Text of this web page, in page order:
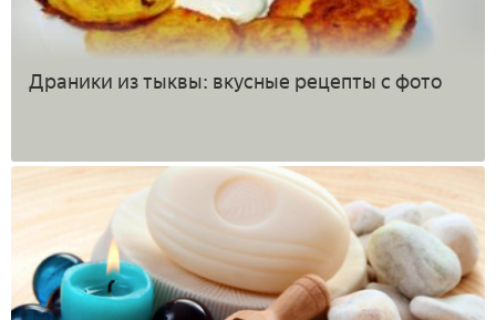
Драники из тыквы: вкусные рецепты с фото